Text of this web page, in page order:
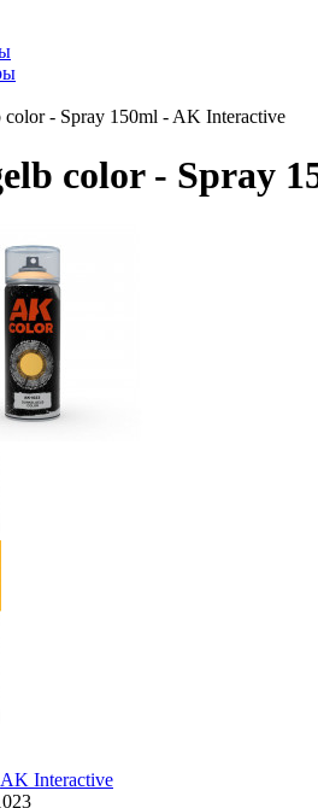
color - Spray 150ml - AK Interactive
color - Spray
AK Interactive